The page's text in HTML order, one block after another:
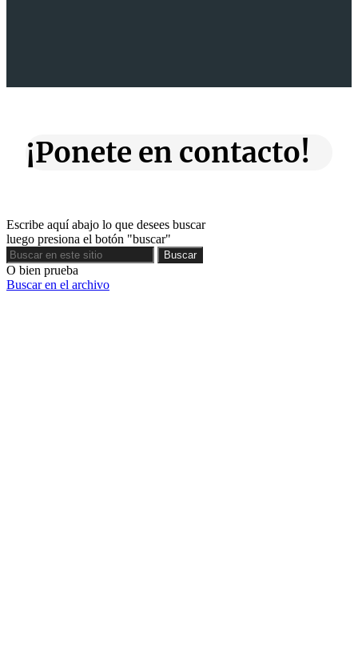
¡Ponete en contacto!
Escribe aquí abajo lo que desees buscar
luego presiona el botón "buscar"
Buscar
Buscar
O bien prueba
Buscar en el archivo